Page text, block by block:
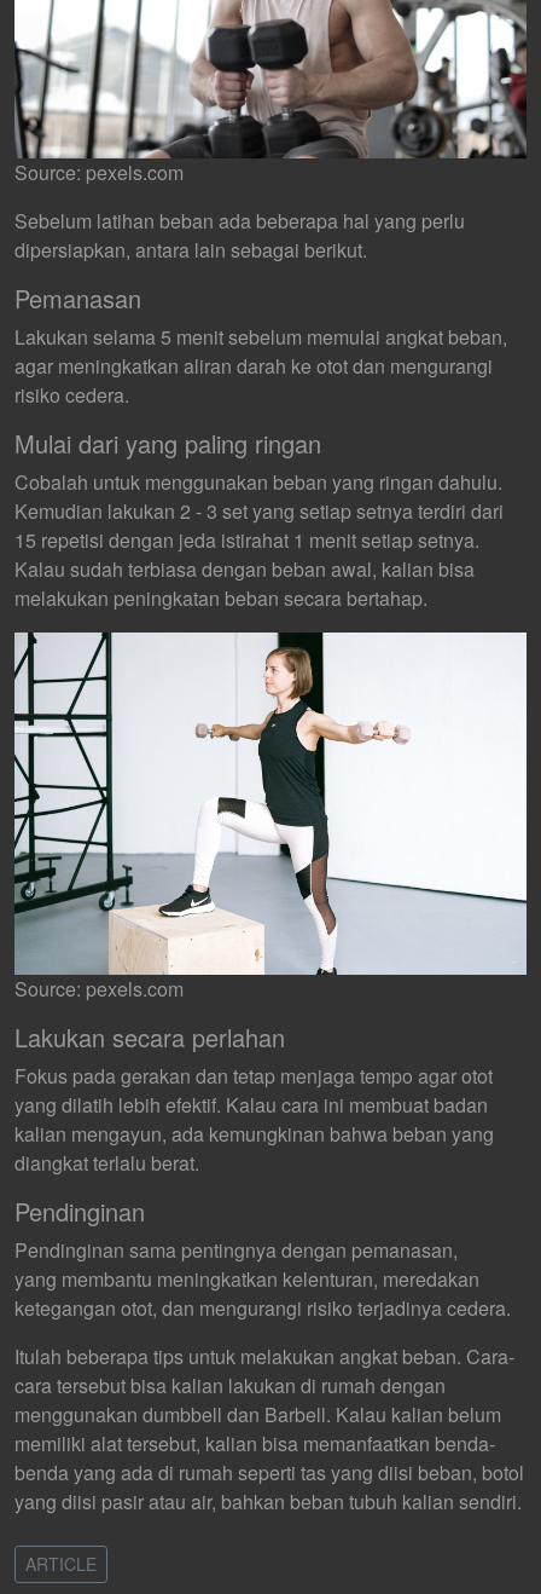
Source: pexels.com
Sebelum latihan beban ada beberapa hal yang perlu
dipersiapkan, antara lain sebagai berikut.
Pemanasan
Lakukan selama 5 menit sebelum memulai angkat beban,
agar meningkatkan aliran darah ke otot dan mengurangi
risiko cedera.
Mulai dari yang paling ringan
Cobalah untuk menggunakan beban yang ringan dahulu.
Kemudian lakukan 2 - 3 set yang setiap setnya terdiri dari
15 repetisi dengan jeda istirahat 1 menit setiap setnya.
Kalau sudah terbiasa dengan beban awal, kalian bisa
melakukan peningkatan beban secara bertahap.
Source: pexels.com
Lakukan secara perlahan
Fokus pada gerakan dan tetap menjaga tempo agar otot
yang dilatih lebih efektif. Kalau cara ini membuat badan
kalian mengayun, ada kemungkinan bahwa beban yang
diangkat terlalu berat.
Pendinginan
Pendinginan sama pentingnya dengan pemanasan,
yang membantu meningkatkan kelenturan, meredakan
ketegangan otot, dan mengurangi risiko terjadinya cedera.
Itulah beberapa tips untuk melakukan angkat beban. Cara-
cara tersebut bisa kalian lakukan di rumah dengan
menggunakan dumbbell dan Barbell. Kalau kalian belum
memiliki alat tersebut, kalian bisa memanfaatkan benda-
benda yang ada di rumah seperti tas yang diisi beban, botol
yang diisi pasir atau air, bahkan beban tubuh kalian sendiri.
ARTICLE